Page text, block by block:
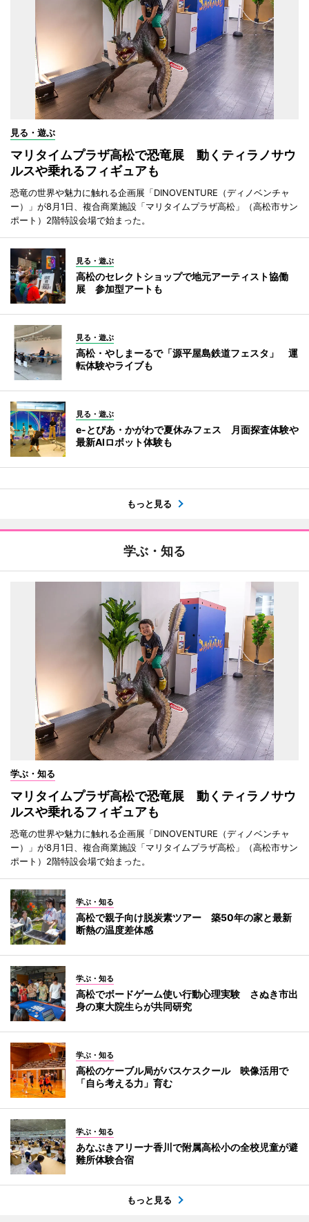
見る・遊ぶ
マリタイムプラザ高松で恐竜展 動くティラノサウ
ルスや乗れるフィギュアも
恐竜の世界や魅力に触れる企画展「DINOVENTURE（ディノベンチャ
ー）」が8月1日、複合商業施設「マリタイムプラザ高松」（高松市サン
ポート）2階特設会場で始まった。
見る・遊ぶ
高松のセレクトショップで地元アーティスト協働
展 参加型アートも
見る・遊ぶ
高松・やしまーるで「源平屋島鉄道フェスタ」 運
転体験やライブも
見る・遊ぶ
e-とぴあ・かがわで夏休みフェス 月面探査体験や
最新AIロボット体験も
もっと見る
学ぶ・知る
学ぶ・知る
マリタイムプラザ高松で恐竜展 動くティラノサウ
ルスや乗れるフィギュアも
恐竜の世界や魅力に触れる企画展「DINOVENTURE（ディノベンチャ
ー）」が8月1日、複合商業施設「マリタイムプラザ高松」（高松市サン
ポート）2階特設会場で始まった。
学ぶ・知る
高松で親子向け脱炭素ツアー 築50年の家と最新
断熱の温度差体感
学ぶ・知る
高松でボードゲーム使い行動心理実験 さぬき市出
身の東大院生らが共同研究
学ぶ・知る
高松のケーブル局がバスケスクール 映像活用で
「自ら考える力」育む
学ぶ・知る
あなぶきアリーナ香川で附属高松小の全校児童が避
難所体験合宿
もっと見る